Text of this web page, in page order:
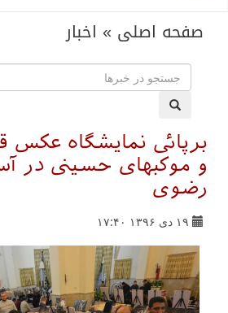
صفحه اصلی » اخبار
برپائی نمایشگاه
و موکبهای حسینی در
رضوی
۱۹ دی ۱۳۹۶ ۱۷:۴۰